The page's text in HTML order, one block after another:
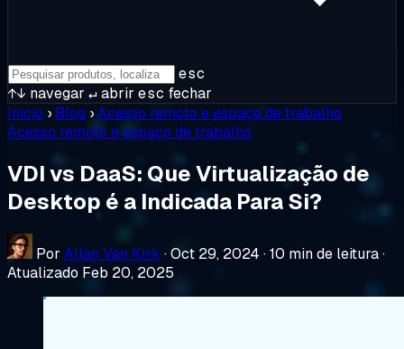
esc
↑↓ navegar ↵abrir esc fechar
Início › Blog ›Acesso remoto e espaço de trabalho
Acesso remoto e espaço de trabalho
VDI vs DaaS: Que Virtualização de
Desktop é a Indicada Para Si?
Por Allan Van Kirk ·Oct 29, 2024 ·10 min de leitura·
Atualizado Feb 20, 2025